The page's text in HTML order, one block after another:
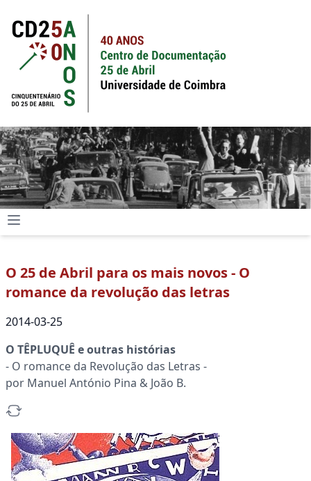
O 25 de Abril para os mais novos - O
romance da revolução das letras
2014-03-25
O TÊPLUQUÊ e outras histórias
- O romance da Revolução das Letras -
por Manuel António Pina & João B.